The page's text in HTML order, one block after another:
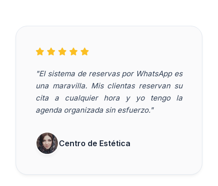
"El sistema de reservas por WhatsApp es
una maravilla. Mis clientas reservan su
cita a cualquier hora y yo tengo la
agenda organizada sin esfuerzo."
Centro de Estética